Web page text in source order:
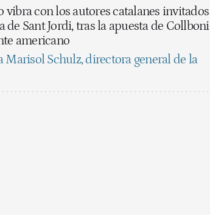
con los autores catalanes invitados
de Sant Jordi, tras la apuesta de Collboni
americano
Marisol Schulz, directora general de la